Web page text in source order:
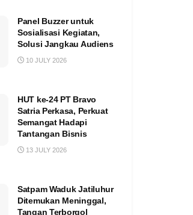
Panel Buzzer untuk
Sosialisasi Kegiatan,
Solusi Jangkau Audiens
10 JULY 2026
HUT ke-24 PT Bravo
Satria Perkasa, Perkuat
Semangat Hadapi
Tantangan Bisnis
13 JULY 2026
Satpam Waduk Jatiluhur
Ditemukan Meninggal,
Tangan Terborgol